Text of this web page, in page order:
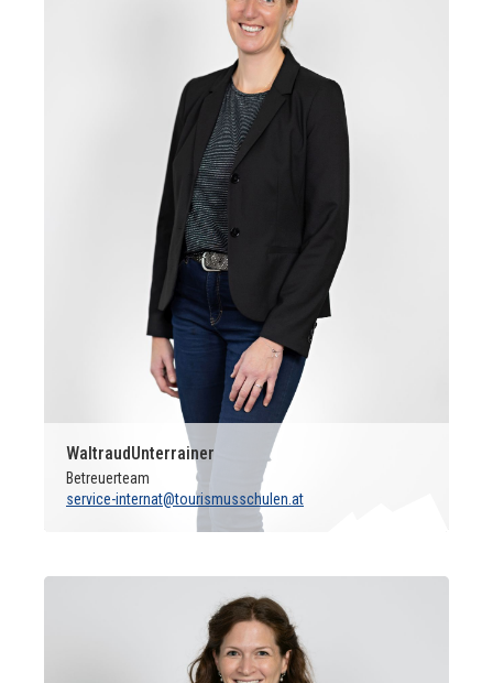
WaltraudUnterrainer
Betreuerteam
service-internat@tourismusschulen.at